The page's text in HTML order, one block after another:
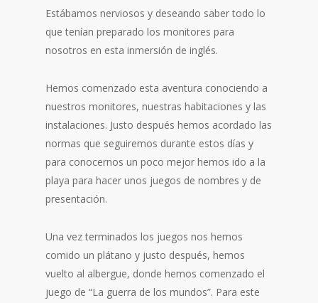
Estábamos nerviosos y deseando saber todo lo
que tenían preparado los monitores para
nosotros en esta inmersión de inglés.
Hemos comenzado esta aventura conociendo a
nuestros monitores, nuestras habitaciones y las
instalaciones. Justo después hemos acordado las
normas que seguiremos durante estos días y
para conocernos un poco mejor hemos ido a la
playa para hacer unos juegos de nombres y de
presentación.
Una vez terminados los juegos nos hemos
comido un plátano y justo después, hemos
vuelto al albergue, donde hemos comenzado el
juego de “La guerra de los mundos”. Para este